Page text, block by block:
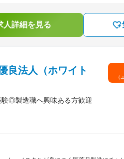
人詳細を見る
良法人（ホワイト
◎製造職へ興味ある方歓迎
（